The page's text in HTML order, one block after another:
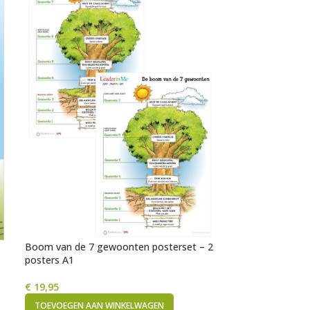
Boom van de 7 gewoonten posterset – 2
posters A1
€19,95
TOEVOEGEN AAN WINKELWAGEN